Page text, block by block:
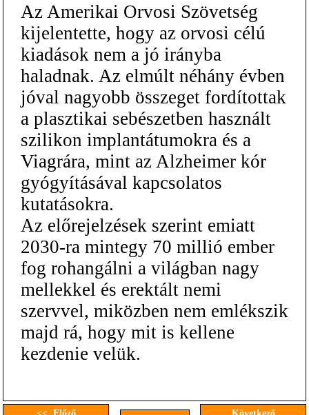
Az Amerikai Orvosi Szövetség
kijelentette, hogy az orvosi célú
kiadások nem a jó irányba
haladnak. Az elmúlt néhány évben
jóval nagyobb összeget fordítottak
a plasztikai sebészetben használt
szilikon implantátumokra és a
Viagrára, mint az Alzheimer kór
gyógyításával kapcsolatos
kutatásokra.
Az előrejelzések szerint emiatt
2030-ra mintegy 70 millió ember
fog rohangálni a világban nagy
mellekkel és erektált nemi
szervvel, miközben nem emlékszik
majd rá, hogy mit is kellene
kezdenie velük.